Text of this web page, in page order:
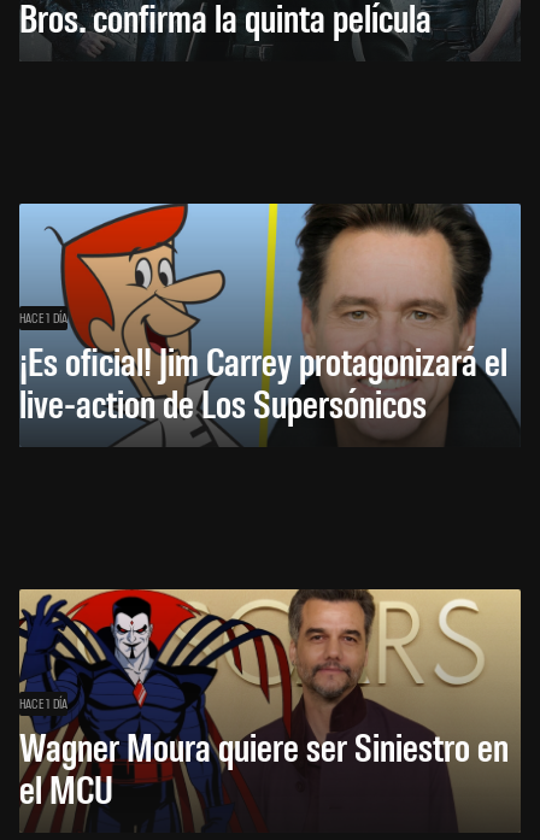
Bros. confirma la quinta película
HACE 1 DÍA
¡Es oficial! Jim Carrey protagonizará el
live-action de Los Supersónicos
HACE 1 DÍA
Wagner Moura quiere ser Siniestro en
el MCU